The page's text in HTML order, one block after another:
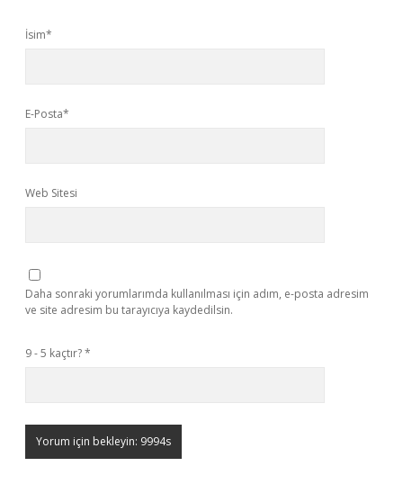
İsim*
E-Posta*
Web Sitesi
Daha sonraki yorumlarımda kullanılması için adım, e-posta adresim
ve site adresim bu tarayıcıya kaydedilsin.
9 - 5 kaçtır?*